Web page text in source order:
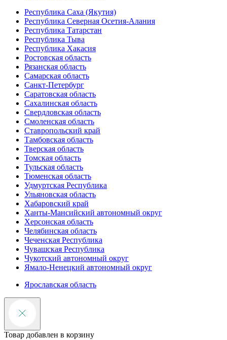
Республика Саха (Якутия)
Республика Северная Осетия-Алания
Республика Татарстан
Республика Тыва
Республика Хакасия
Ростовская область
Рязанская область
Самарская область
Санкт-Петербург
Саратовская область
Сахалинская область
Свердловская область
Смоленская область
Ставропольский край
Тамбовская область
Тверская область
Томская область
Тульская область
Тюменская область
Удмуртская Республика
Ульяновская область
Хабаровский край
Ханты-Мансийский автономный округ
Херсонская область
Челябинская область
Чеченская Республика
Чувашская Республика
Чукотский автономный округ
Ямало-Ненецкий автономный округ
Ярославская область
Товар добавлен в корзину